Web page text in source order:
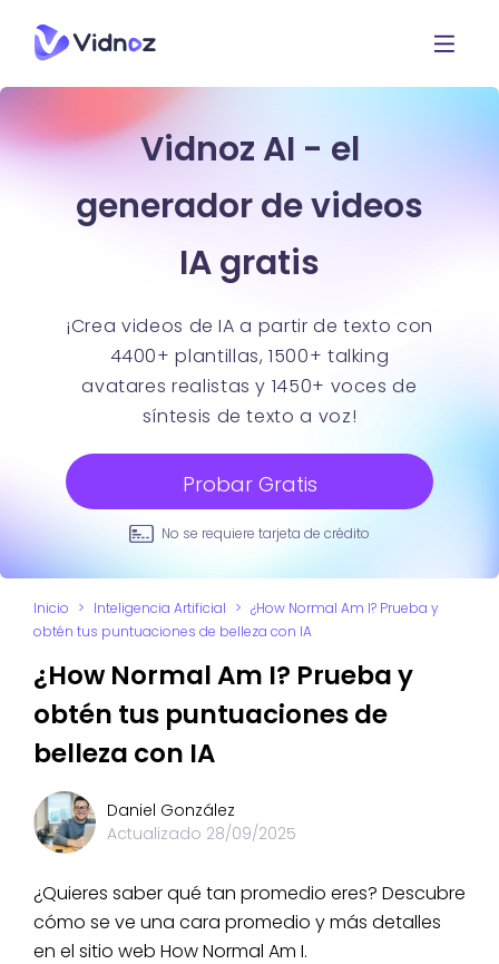
Vidnoz AI - el
generador de videos
IA gratis
¡Crea videos de IA a partir de texto con
4400+ plantillas, 1500+ talking
avatares realistas y 1450+ voces de
síntesis de texto a voz!
Probar Gratis
No se requiere tarjeta de crédito
Inicio > Inteligencia Artificial > ¿How Normal Am I? Prueba y
obtén tus puntuaciones de belleza con IA
¿How Normal Am I? Prueba y
obtén tus puntuaciones de
belleza con IA
Daniel González
Actualizado 28/09/2025
¿Quieres saber qué tan promedio eres? Descubre
cómo se ve una cara promedio y más detalles
en el sitio web How Normal Am I.